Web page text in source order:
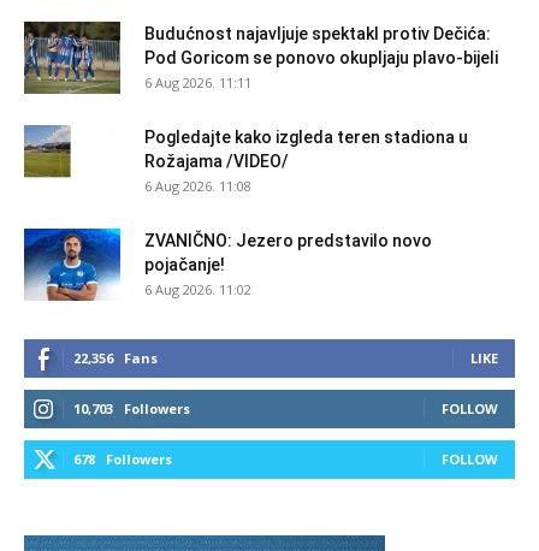
Budućnost najavljuje spektakl protiv Dečića:
Pod Goricom se ponovo okupljaju plavo-bijeli
6 Aug 2026. 11:11
Pogledajte kako izgleda teren stadiona u
Rožajama /VIDEO/
6 Aug 2026. 11:08
ZVANIČNO: Jezero predstavilo novo
pojačanje!
6 Aug 2026. 11:02
22,356 Fans LIKE
10,703 Followers FOLLOW
678 Followers FOLLOW